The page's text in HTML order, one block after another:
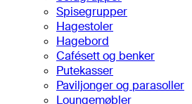
Spisegrupper
Hagestoler
Hagebord
Cafésett og benker
Putekasser
Paviljonger og parasoller
Loungemøbler